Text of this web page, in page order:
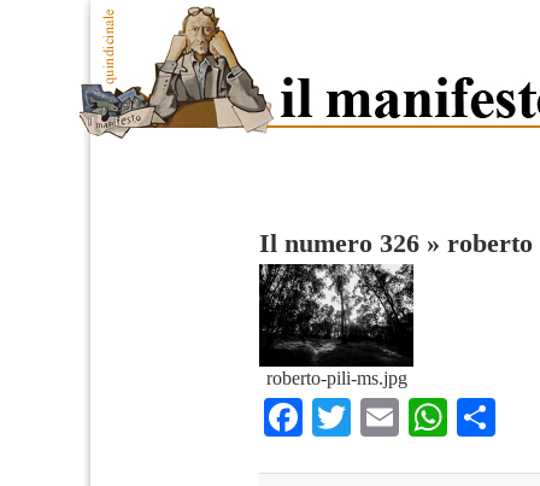
Il numero 326 » roberto
roberto-pili-ms.jpg
Facebook
TwitterEmail